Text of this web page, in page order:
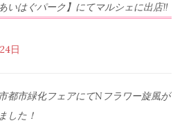
いはぐパーク】にてマルシェに出店‼︎
日
都市緑化フェアにてNフラワー旋風が
した！